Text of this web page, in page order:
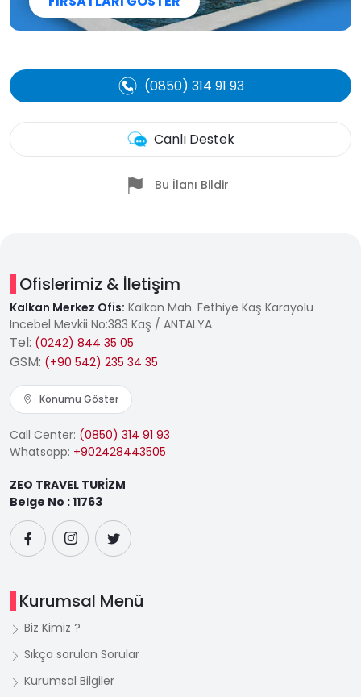
(0850) 314 91 93
Canlı Destek
Bu İlanı Bildir
Ofislerimiz & İletişim
Kalkan Merkez Ofis: Kalkan Mah. Fethiye Kaş Karayolu
İncebel Mevkii No:383 Kaş / ANTALYA
Tel: (0242) 844 35 05
GSM: (+90 542) 235 34 35
Konumu Göster
Call Center: (0850) 314 91 93
Whatsapp: +902428443505
ZEO TRAVEL TURİZM
Belge No : 11763
Kurumsal Menü
Biz Kimiz ?
Sıkça sorulan Sorular
Kurumsal Bilgiler